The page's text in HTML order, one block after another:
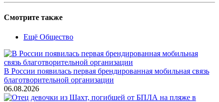
Смотрите также
Ещё Общество
В России появилась первая брендированная мобильная связь
благотворительной организации
06.08.2026